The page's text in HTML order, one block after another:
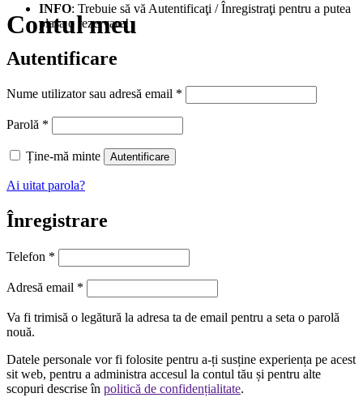
Contul meu
INFO: Trebuie să vă Autentificaţi / Înregistraţi pentru a putea
plasa o rezervare!
Autentificare
Nume utilizator sau adresă email *
Parolă *
Ține-mă minte Autentificare
Ai uitat parola?
Înregistrare
Telefon *
Adresă email *
Va fi trimisă o legătură la adresa ta de email pentru a seta o parolă
nouă.
Datele personale vor fi folosite pentru a-ți susține experiența pe acest
sit web, pentru a administra accesul la contul tău și pentru alte
scopuri descrise în politică de confidențialitate.